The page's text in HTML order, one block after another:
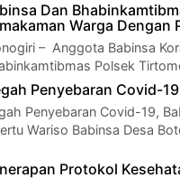
Dan
Warga
– Anggota Babinsa
Polsek
Penyebaran Covid-
Penyebaran Covid-19,
Wariso Babinsa Desa
Protokol